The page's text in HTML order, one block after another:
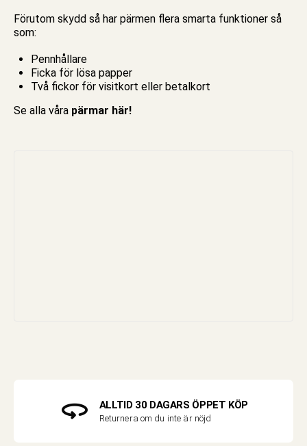
Förutom skydd så har pärmen flera smarta funktioner så
som:
Pennhållare
Ficka för lösa papper
Två fickor för visitkort eller betalkort
Se alla våra pärmar här!
ALLTID 30 DAGARS ÖPPET KÖP
Returnera om du inte är nöjd